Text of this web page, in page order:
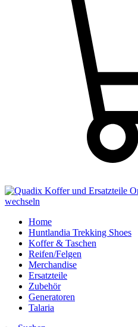
Home
Huntlandia Trekking Shoes
Koffer & Taschen
Reifen/Felgen
Merchandise
Ersatzteile
Zubehör
Generatoren
Talaria